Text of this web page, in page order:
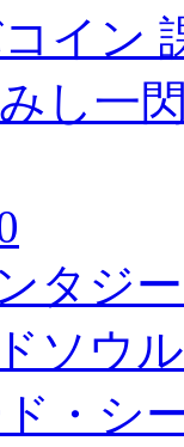
イン
し一
タジ
ソウ
・シ